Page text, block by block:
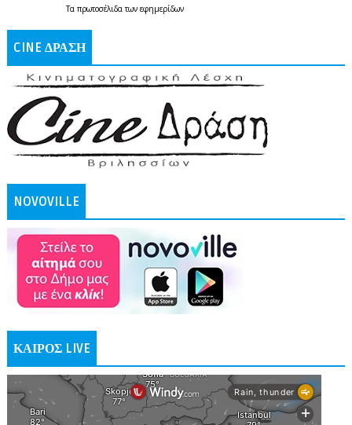
Τα πρωτοσέλιδατων εφημερίδων
CINE ΔΡΑΣΗ
NOVOVILLE
ΚΑΙΡΟΣ LIVE